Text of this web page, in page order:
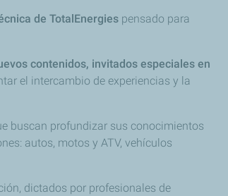
de TotalEnergies pensado para
contenidos, invitados especiales en
el intercambio de experiencias y la
buscan profundizar sus conocimientos
autos, motos y ATV, vehículos
dictados por profesionales de